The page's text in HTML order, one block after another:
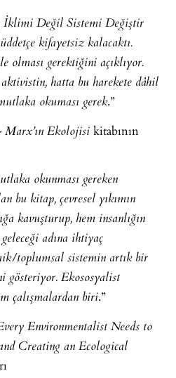
İklimi Değil Sistemi Değiştir
kifayetsiz kalacaktı.
olması gerektiğini açıklıyor.
hatta bu harekete dâhil
okuması gerek.”
Marx’ın Ekolojisi kitabının
okunması gereken
bu kitap, çevresel yıkımın
kavuşturup, hem insanlığın
adına ihtiyaç
toplumsal sistemin artık bir
Ekososyalist
çalışmalardan biri.”
Environmentalist Needs to
Creating an Ecological